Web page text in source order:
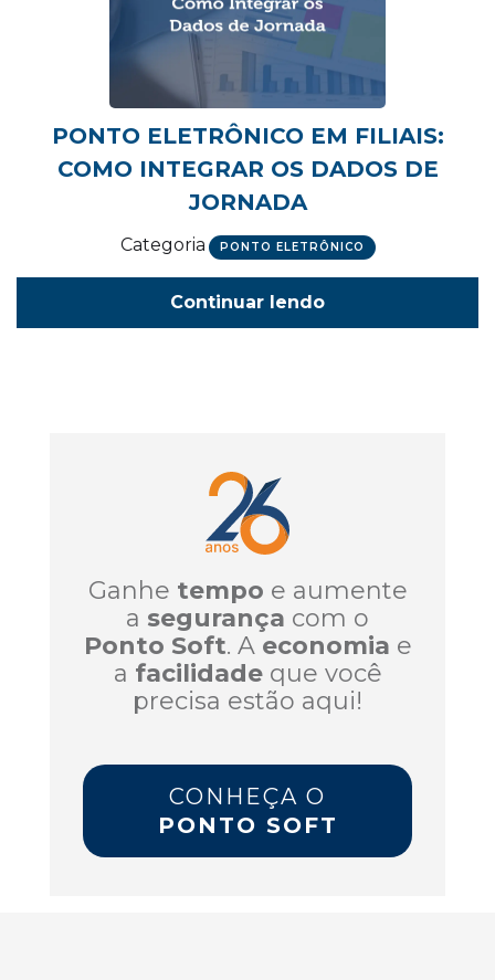
PONTO ELETRÔNICO EM FILIAIS:
COMO INTEGRAR OS DADOS DE
JORNADA
Categoria PONTO ELETRÔNICO
Continuar lendo
Ganhe tempo e aumente
a segurança com o
Ponto Soft. A economia e
a facilidadeque você
precisa estão aqui!
CONHEÇA O
PONTO SOFT